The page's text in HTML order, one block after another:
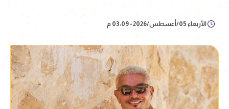
الأربعاء 05/أغسطس/2026 - 03:09 م